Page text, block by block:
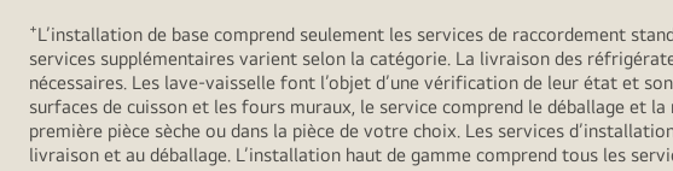
+L’installation de base comprend seulement les services de raccordement
services supplémentaires varient selon la catégorie. La livraison des
nécessaires. Les lave-vaisselle font l’objet d’une vérification de leur état et
surfaces de cuisson et les fours muraux, le service comprend le déballage et
première pièce sèche ou dans la pièce de votre choix. Les services
livraison et au déballage. L’installation haut de gamme comprend tous les